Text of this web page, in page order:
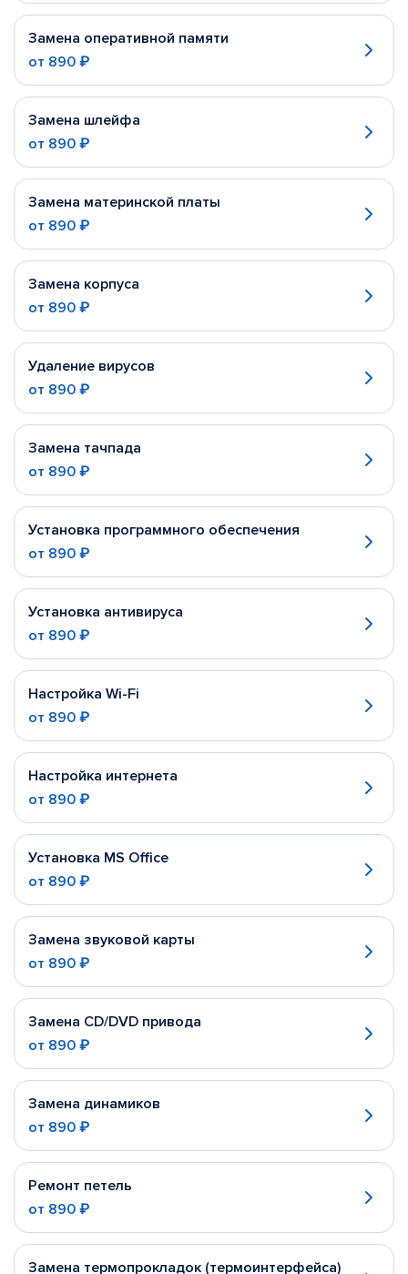
Замена оперативной памяти
от 890 ₽
Замена шлейфа
от 890 ₽
Замена материнской платы
от 890 ₽
Замена корпуса
от 890 ₽
Удаление вирусов
от 890 ₽
Замена тачпада
от 890 ₽
Установка программного обеспечения
от 890 ₽
Установка антивируса
от 890 ₽
Настройка Wi-Fi
от 890 ₽
Настройка интернета
от 890 ₽
Установка MS Office
от 890 ₽
Замена звуковой карты
от 890 ₽
Замена CD/DVD привода
от 890 ₽
Замена динамиков
от 890 ₽
Ремонт петель
от 890 ₽
Замена термопрокладок (термоинтерфейса)